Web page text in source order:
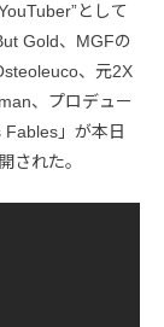
として
Gold、MGFの
、元2X
、プロデュー
Fables」が本日
された。